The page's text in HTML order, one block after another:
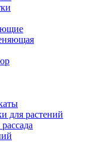
для растений